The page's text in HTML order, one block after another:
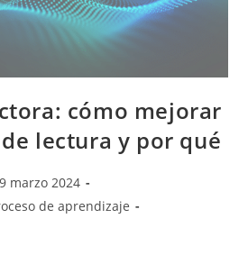
cómo mejorar
lectura y por qué
marzo 2024
de aprendizaje